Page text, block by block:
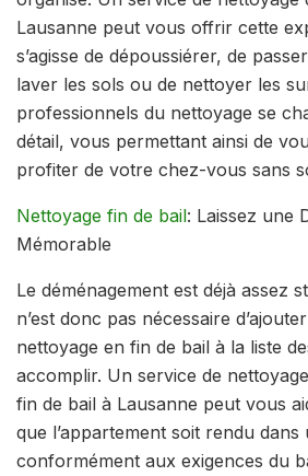
Lausanne peut vous offrir cette
s’agisse de dépoussiérer, de
laver les sols ou de nettoyer les
professionnels du nettoyage se
détail, vous permettant ainsi de
profiter de votre chez-vous sans
Nettoyage fin de bail: Laissez une
Mémorable
Le déménagement est déjà assez
n’est donc pas nécessaire
nettoyage en fin de bail à la liste
accomplir. Un service de
fin de bail à Lausanne peut vous
que l’appartement soit rendu
conformément aux exigences du